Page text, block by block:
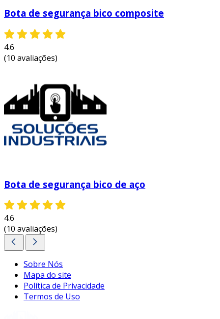
Bota de segurança bico composite
4.6
(10 avaliações)
Bota de segurança bico de aço
4.6
(10 avaliações)
Sobre Nós
Mapa do site
Política de Privacidade
Termos de Uso